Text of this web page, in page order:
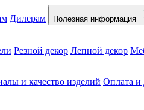
Дилерам Полезная информация
Резной декор Лепной декор
и качество изделий Оплата и